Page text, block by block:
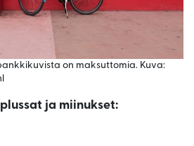
on maksuttomia. Kuva:
ja miinukset: